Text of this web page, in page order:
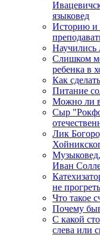
языковед
Историю и
Научились
Слишком
ребенка в
Как
Питание
Можно ли в
Сыр
Лик
Иван
не
Что такое
Почему
С какой
слева или